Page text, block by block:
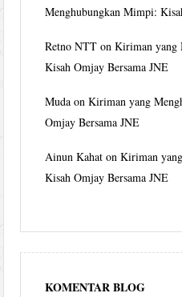
Menghubungkan Mimpi:
Retno NTT onKiriman yang
Kisah Omjay Bersama JNE
Muda onKiriman yang
Omjay Bersama JNE
Ainun Kahat onKiriman
Kisah Omjay Bersama JNE
KOMENTAR BLOG